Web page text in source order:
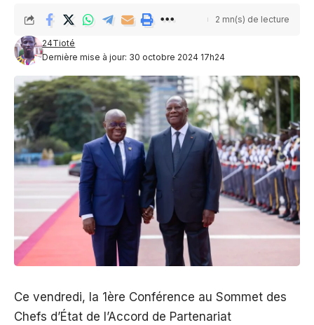
Dernière mise à jour: 30 octobre 2024 17h24
24Tioté
2 mn(s) de lecture
Ce vendredi, la 1ère Conférence au Sommet des
Chefs d’État de l’Accord de Partenariat